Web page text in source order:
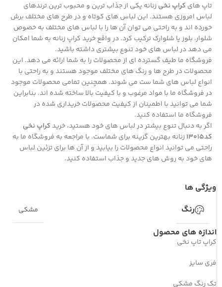
تاپ های کراپ نخی زنانه یکی از جذاب ترین و محبوب ترین ترندهای
لباس امروزی هستند. این لباس های کوتاه و در طرح های مختلف برش
خورده اند و به راحتی می توان آن ها را با لباس های مختلف به خصوص
شلوار، بلوز یا شلوارک ترکیب کرد. در واقع خرید کراپ زنانه به شما امکان
می دهد در لباس های خود تنوع بیشتری داشته باشید.
فروشگاه ما طیف گسترده ای از محصولات را به شما ارائه می دهد. این
محصولات در طرح ها و رنگ های مختلف موجود هستند و به راحتی با
انواع لباس های شما ست می شوند. همچنین تمامی محصولات موجود
در فروشگاه ما با مواد مرغوب و با کیفیت بالا ساخته شده اند. بنابراین
شما می توانید با اطمینان از کیفیت محصولات خریداری شده در
فروشگاه ما استفاده کنید.
اگر به دنبال تنوع بیشتر در لباس های خود هستید، خریدکراپ نخی
کد13015
زنانه بهترین گزینه برای شماست. با مراجعه به فروشگاه ما به
راحتی می توانید انواع محصولات را بیابید و از آن ها برای تزئین لباس
های خود به روش های جدید و جذاب استفاده کنید.
ویژگی ها
رنگ
مشکی
اندازه های محصول
کراپ تاپ نخی
فری سایز
تک رنگ مشکی